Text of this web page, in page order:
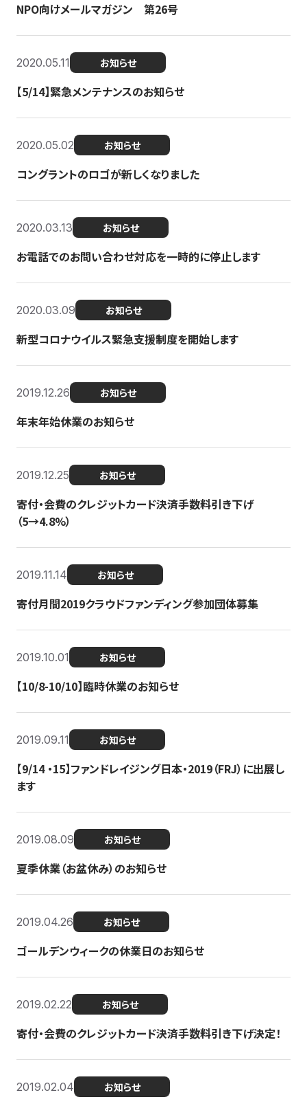
NPO向けメールマガジン 第26号
2020.05.11 お知らせ
【5/14】緊急メンテナンスのお知らせ
2020.05.02 お知らせ
コングラントのロゴが新しくなりました
2020.03.13 お知らせ
お電話でのお問い合わせ対応を一時的に停止します
2020.03.09 お知らせ
新型コロナウイルス緊急支援制度を開始します
2019.12.26 お知らせ
年末年始休業のお知らせ
2019.12.25 お知らせ
寄付・会費のクレジットカード決済手数料引き下げ
（5→4.8%）
2019.11.14 お知らせ
寄付月間2019クラウドファンディング参加団体募集
2019.10.01 お知らせ
【10/8-10/10】臨時休業のお知らせ
2019.09.11 お知らせ
【9/14 ・15】ファンドレイジング日本・2019（FRJ）に出展し
ます
2019.08.09 お知らせ
夏季休業（お盆休み）のお知らせ
2019.04.26 お知らせ
ゴールデンウィークの休業日のお知らせ
2019.02.22 お知らせ
寄付・会費のクレジットカード決済手数料引き下げ決定！
2019.02.04 お知らせ